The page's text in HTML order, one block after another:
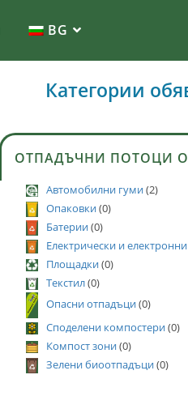
BG
Категории
ОТПАДЪЧНИ ПОТОЦИ
Автомобилни гуми(2)
Опаковки(0)
Батерии(0)
Електрически и електронни
Площадки(0)
Текстил(0)
Опасни отпадъци(0)
Споделени компостери(0)
Компост зони(0)
Зелени биоотпадъци(0)